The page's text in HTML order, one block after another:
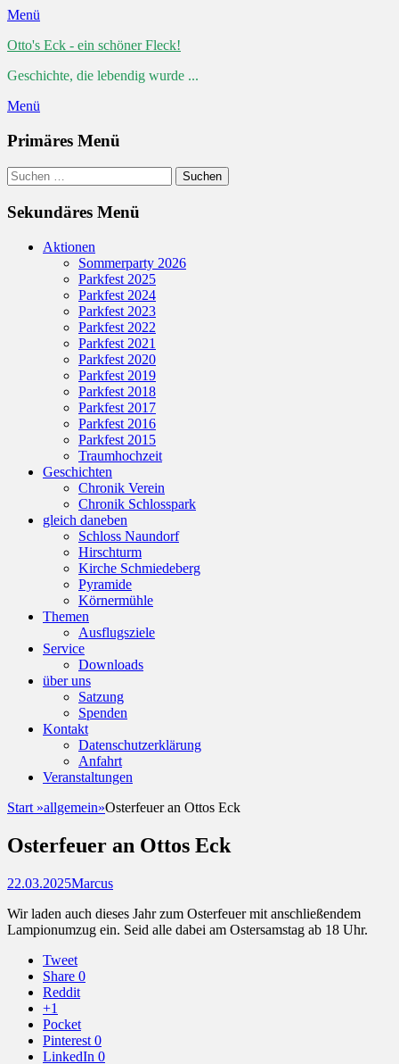
Menü
Otto's Eck - ein schöner Fleck!
Geschichte, die lebendig wurde ...
Menü
Primäres Menü
Zum
Inhalt
springen
Suchen
Suchen
nach:
Sekundäres Menü
Zum
Aktionen
Sommerparty 2026
Parkfest 2025
Parkfest 2024
Parkfest 2023
Parkfest 2022
Parkfest 2021
Parkfest 2020
Parkfest 2019
Parkfest 2018
Parkfest 2017
Parkfest 2016
Parkfest 2015
Traumhochzeit
Geschichten
Chronik Verein
Chronik Schlosspark
gleich daneben
Schloss Naundorf
Hirschturm
Kirche Schmiedeberg
Pyramide
Körnermühle
Themen
Ausflugsziele
Service
Downloads
über uns
Satzung
Spenden
Kontakt
Datenschutzerklärung
Anfahrt
Veranstaltungen
Start »allgemein»Osterfeuer an Ottos Eck
Osterfeuer an Ottos Eck
Posted
22.03.2025Autor
Marcus
Wir laden auch dieses Jahr zum Osterfeuer mit anschließendem
Lampionumzug ein. Seid alle dabei am Ostersamstag ab 18 Uhr.
Tweet
Share 0
Reddit
+1
Pocket
Pinterest 0
LinkedIn 0